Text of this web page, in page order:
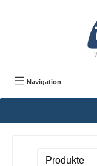
Navigation
Produkte